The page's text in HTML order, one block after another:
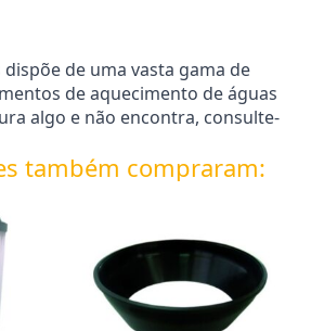
de uma vasta gama de
de aquecimento de águas
algo e não encontra, consulte-
também compraram: